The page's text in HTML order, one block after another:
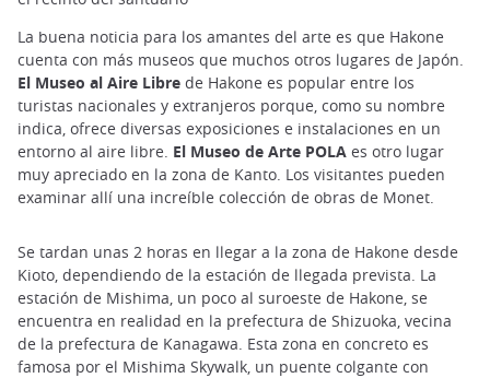
La buena noticia para los amantes del arte es que Hakone
cuenta con más museos que muchos otros lugares de Japón.
El Museo al Aire Libre de Hakone es popular entre los
turistas nacionales y extranjeros porque, como su nombre
indica, ofrece diversas exposiciones e instalaciones en un
entorno al aire libre. El Museo de Arte POLA es otro lugar
muy apreciado en la zona de Kanto. Los visitantes pueden
examinar allí una increíble colección de obras de Monet.
Se tardan unas 2 horas en llegar a la zona de Hakone desde
Kioto, dependiendo de la estación de llegada prevista. La
estación de Mishima, un poco al suroeste de Hakone, se
encuentra en realidad en la prefectura de Shizuoka, vecina
de la prefectura de Kanagawa. Esta zona en concreto es
famosa por el Mishima Skywalk, un puente colgante con